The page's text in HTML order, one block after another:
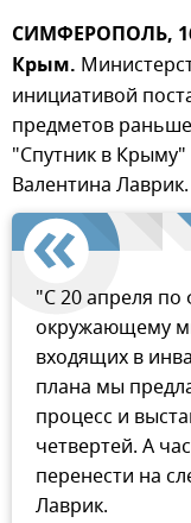
СИМФЕРОПОЛЬ,
Крым.
инициативой
предметов
"Спутник в Крыму"
Валентина Лаврик.
"С 20 апреля по
окружающему
входящих в
плана мы
процесс и
четвертей. А
перенести на
Лаврик.